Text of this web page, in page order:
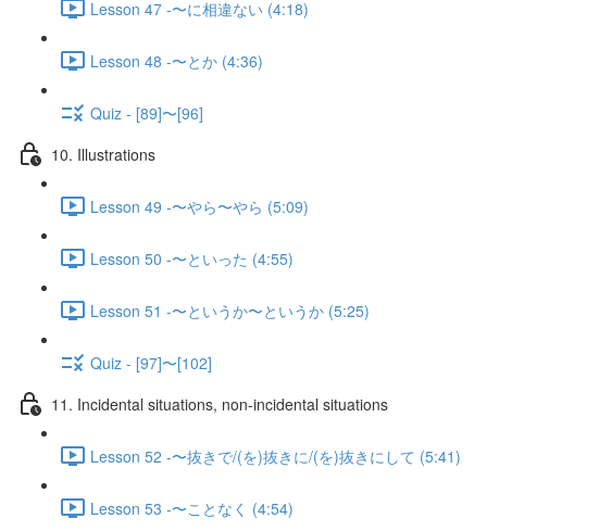
Lesson 47 -〜に相違ない (4:18)
Lesson 48 -〜とか (4:36)
Quiz - [89]〜[96]
10. Illustrations
Lesson 49 -〜やら〜やら (5:09)
Lesson 50 -〜といった (4:55)
Lesson 51 -〜というか〜というか (5:25)
Quiz - [97]〜[102]
11. Incidental situations, non-incidental situations
Lesson 52 -〜抜きで/(を)抜きに/(を)抜きにして (5:41)
Lesson 53 -〜ことなく (4:54)